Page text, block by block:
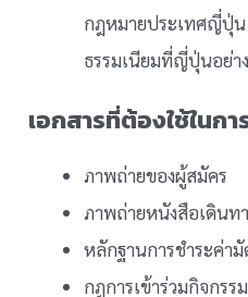
กฎหมายประเทศญี่ปุ่น
ธรรมเนียมที่ญี่ปุ่นอย่า
เอกสารที่ต้องใช้ในก
ภาพถ่ายของผู้สมัคร
ภาพถ่ายหนังสือเดินท
หลักฐานการชำระค่ามั
กฎการเข้าร่วมกิจกรรม